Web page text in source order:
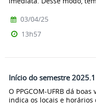
03/04/25
13h57
Início do semestre 2025.1
O PPGCOM-UFRB dá
indica os locais e